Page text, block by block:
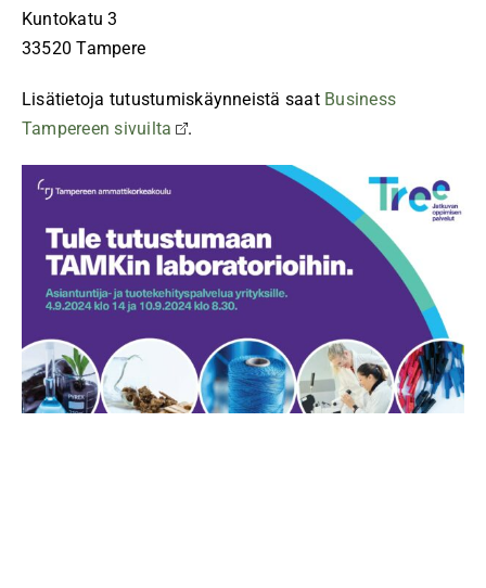
Kuntokatu 3
33520 Tampere
Lisätietoja tutustumiskäynneistä saat Business
Tampereen sivuilta
.